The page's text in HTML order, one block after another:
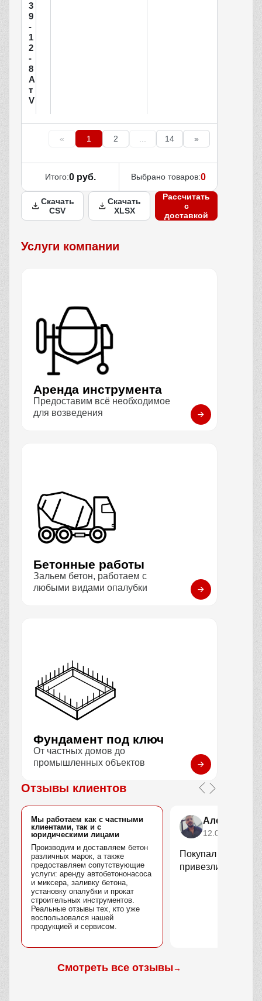
3
9
-
1
2
-
8
А
т
V
« 1 2 ... 14 »
Итого:0 руб. Выбрано товаров:0
Скачать
CSV
Скачать
XLSX
Рассчитать
с
доставкой
Услуги компании
Аренда инструмента
Предоставим всё необходимое
для возведения
Бетонные работы
Зальем бетон, работаем с
любыми видами опалубки
Фундамент под ключ
От частных домов до
промышленных объектов
Отзывы клиентов
Мы работаем как с частными
клиентами, так и с
юридическими лицами
Производим и доставляем бетон
различных марок, а также
предоставляем сопутствующие
услуги: аренду автобетононасоса
и миксера, заливку бетона,
установку опалубки и прокат
строительных инструментов.
Реальные отзывы тех, кто уже
воспользовался нашей
продукцией и сервисом.
Алексей
12.02.2026
Покупал плиты
привезли
Смотреть все отзывы→